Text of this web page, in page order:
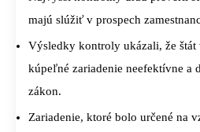
majú slúžiť v prospech
Výsledky kontroly ukázali, že štát
kúpeľné zariadenie neefektívne a
zákon.
Zariadenie, ktoré bolo určené na